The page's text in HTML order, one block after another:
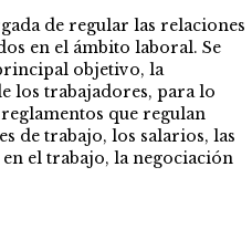
de regular las relaciones
en el ámbito laboral. Se
objetivo, la
los trabajadores, para lo
que regulan
de trabajo, los salarios, las
el trabajo, la negociación